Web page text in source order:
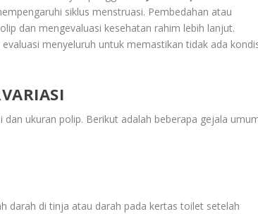
siklus menstruasi. Pembedahan atau
dan mengevaluasi kesehatan rahim lebih lanjut.
menyeluruh untuk memastikan tidak ada
ukuran polip. Berikut adalah beberapa gejala
darah di tinja atau darah pada kertas toilet setelah